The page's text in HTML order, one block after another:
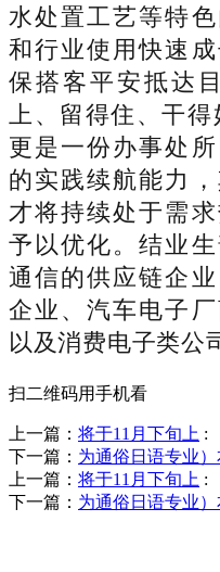
水处置工艺等特
和行业使用快速
保搭客平安抵达
上、留得住、干
更是一份办事处
的实践续航能力
才将持续处于需
予以优化。结业
通信的供应链企
企业、汽车电子
以及消费电子类公
扫二维码用手机看
上一篇： 将于11月下旬上 :
下一篇： 为通俗日语专业
上一篇： 将于11月下旬上 :
下一篇： 为通俗日语专业